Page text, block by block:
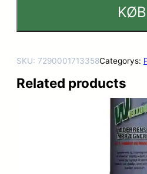
KØB
SKU: 7290001713358Categorys:
Related products